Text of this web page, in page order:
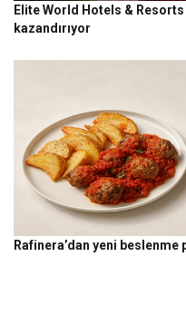
Elite World Hotels & Resorts
kazandırıyor
Rafinera’dan yeni beslenme